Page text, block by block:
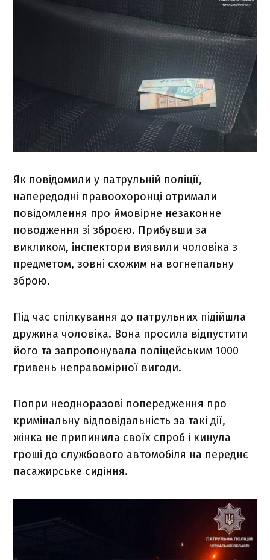
Як повідомили у патрульній поліції,
напередодні правоохоронці отримали
повідомлення про ймовірне незаконне
поводження зі зброєю. Прибувши за
викликом, інспектори виявили чоловіка з
предметом, зовні схожим на вогнепальну
зброю.
Під час спілкування до патрульних підійшла
дружина чоловіка. Вона просила відпустити
його та запропонувала поліцейським 1000
гривень неправомірної вигоди.
Попри неодноразові попередження про
кримінальну відповідальність за такі дії,
жінка не припинила своїх спроб і кинула
гроші до службового автомобіля на переднє
пасажирське сидіння.